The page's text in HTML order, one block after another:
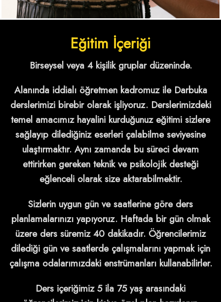
Eğitim İçeriği
Birseysel veya 4 kişilik gruplar düzeninde.
Alanında iddialı öğretmen kadromuz ile Darbuka
derslerimizi birebir olarak işliyoruz. Derslerimizdeki
temel amacımız hayalini kurduğunuz eğitimi sizlere
sağlayıp dilediğiniz eserleri çalabilme seviyesine
ulaştırmaktır. Aynı zamanda bu süreci devam
ettirirken gereken teknik ve psikolojik desteği
eğlenceli olarak size aktarabilmektir.
Sizlerin uygun gün ve saatlerine göre ders
planlamalarınızı yapıyoruz. Haftada bir gün olmak
üzere ders süremiz 40 dakikadır. Öğrencilerimiz
dilediği gün ve saatlerde çalışmalarını yapmak için
çalışma odalarımızdaki enstrümanları kullanabilirler.
Ders içeriğimiz 5 ila 75 yaş arasındaki